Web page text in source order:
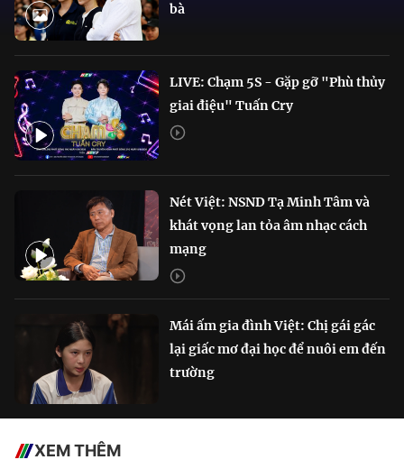
bà
LIVE: Chạm 5S - Gặp gỡ "Phù thủy
giai điệu" Tuấn Cry
Nét Việt: NSND Tạ Minh Tâm và
khát vọng lan tỏa âm nhạc cách
mạng
Mái ấm gia đình Việt: Chị gái gác
lại giấc mơ đại học để nuôi em đến
trường
XEM THÊM